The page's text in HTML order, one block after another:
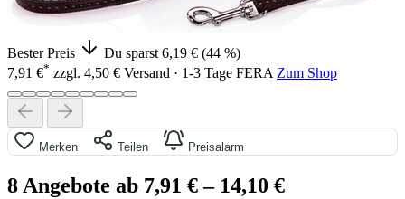
Bester Preis
Du sparst 6,19 € (44 %)
7,91 €* zzgl. 4,50 € Versand · 1-3 Tage FERA Zum Shop
Merken Teilen Preisalarm
8 Angebote ab 7,91 €– 14,10 €